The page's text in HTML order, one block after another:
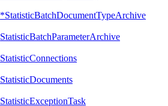
*StatisticBatchDocumentTypeArchive
StatisticBatchParameterArchive
StatisticConnections
StatisticDocuments
StatisticExceptionTask